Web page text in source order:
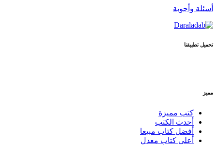
أسئلة وأجوبة
تحميل تطبيقنا
مميز
كتب مميزة
أحدث الكتب
أفضل كتاب مبيعا
أعلى كتاب معدل